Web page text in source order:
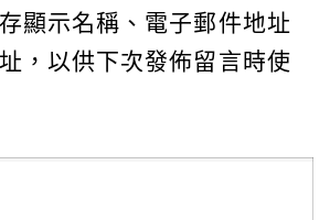
顯示名稱、電子郵件地址
，以供下次發佈留言時使